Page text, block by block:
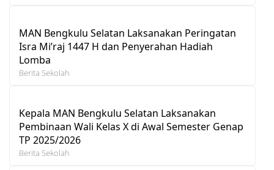
MAN Bengkulu Selatan Laksanakan Peringatan
Isra Mi’raj 1447 H dan Penyerahan Hadiah
Lomba
Berita Sekolah
Kepala MAN Bengkulu Selatan Laksanakan
Pembinaan Wali Kelas X di Awal Semester Genap
TP 2025/2026
Berita Sekolah